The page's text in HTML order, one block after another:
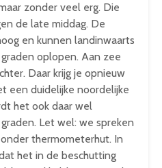
zonder veel erg. Die
de late middag. De
en kunnen landinwaarts
oplopen. Aan zee
Daar krijg je opnieuw
een duidelijke noordelijke
het ook daar wel
Let wel: we spreken
thermometerhut. In
het in de beschutting